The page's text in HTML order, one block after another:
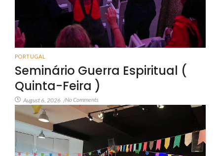
PORTUGAL
Seminário Guerra Espiritual (
Quinta-Feira )
August 6, 2026 /No Comments